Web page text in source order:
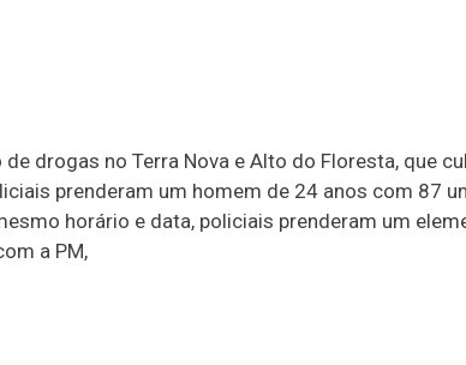
drogas no Terra Nova e Alto do Floresta, que
prenderam um homem de 24 anos com 87
horário e data, policiais prenderam um
a PM,